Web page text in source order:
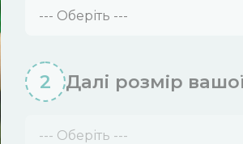
--- Оберіть ---
2 Далі розмiр
--- Оберіть ---